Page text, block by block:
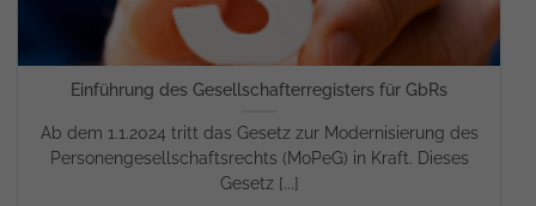
Einführung des Gesellschafterregisters für GbRs
Ab dem 1.1.2024 tritt das Gesetz zur Modernisierung des
Personengesellschaftsrechts (MoPeG) in Kraft. Dieses
Gesetz [...]